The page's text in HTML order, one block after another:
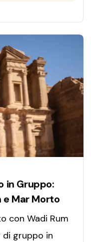
in Gruppo:
e Mar Morto
con Wadi Rum
di gruppo in